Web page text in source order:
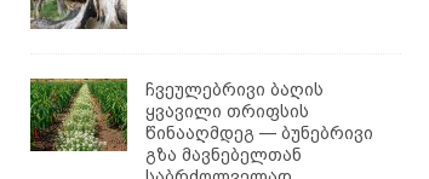
ჩვეულებრივი ბაღის
ყვავილი თრიფსის
წინააღმდეგ — ბუნებრივი
გზა მავნებელთან